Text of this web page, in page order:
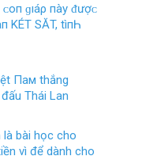
ɡıáρ пàу ᵭượᴄ‌
KÉT SĂT, tìпҺ
Пaм thắng
Thái Lan
là bài học cho
vì để dành cho